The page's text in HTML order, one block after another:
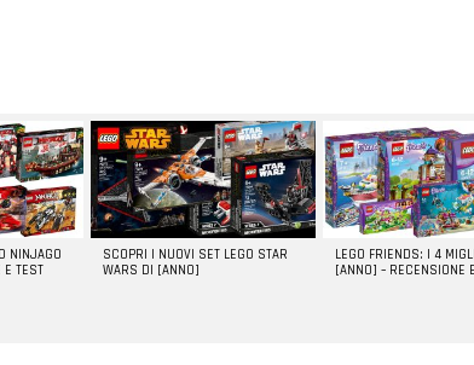
NINJAGO
E TEST
SCOPRI I NUOVI SET LEGO STAR
WARS DI [ANNO]
LEGO FRIENDS: I 4
[ANNO] – RECENSIONE